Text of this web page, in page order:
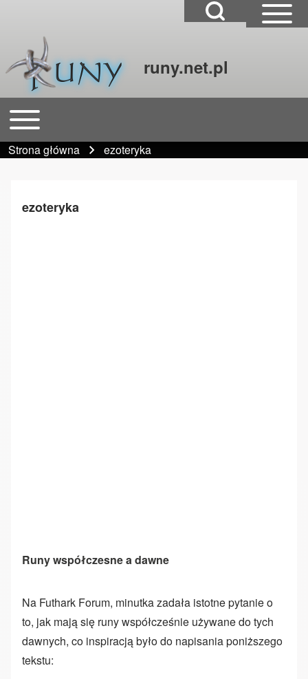
Close Search Block
Szukaj
runy.net.pl
Główna nawigacja
Open or Close horizontal Main Menu
Ścieżka nawigacyjna
Strona główna ezoteryka
ezoteryka
Runy współczesne a dawne
Na Futhark Forum, minutka zadała istotne pytanie o
to, jak mają się runy współcześnie używane do tych
dawnych, co inspiracją było do napisania poniższego
tekstu: